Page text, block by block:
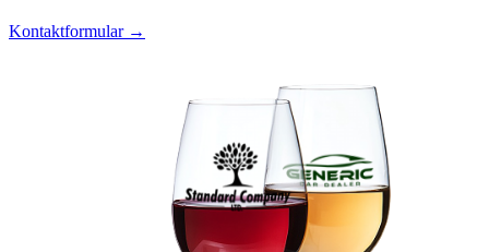
Kontaktformular →